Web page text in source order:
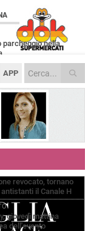
APP
parcheggio nella
Dagnello:
all'alba a Trani
Barletta: nel mirino la
fuga
mafia. Nasce il servizio
revocato, tornano
il Canale H
giovedì mattina
dell'evento